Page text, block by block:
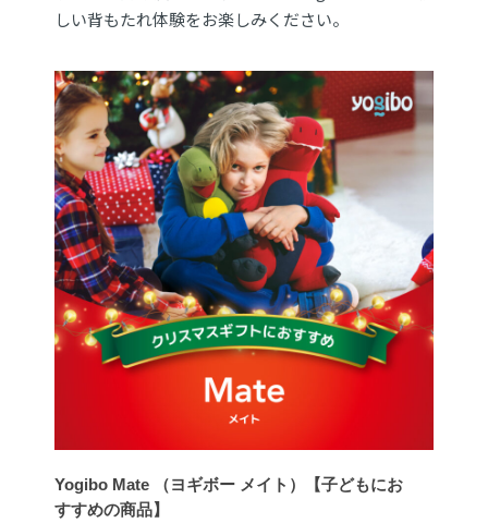
しい背もたれ体験をお楽しみください。
Yogibo Mate （ヨギボー メイト）【子どもにお
すすめの商品】